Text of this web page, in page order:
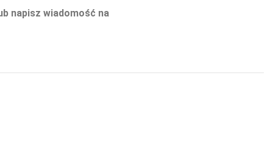
napisz wiadomość na